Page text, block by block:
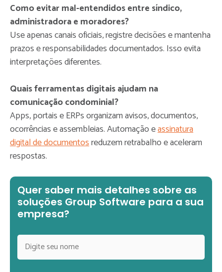
Como evitar mal-entendidos entre síndico,
administradora e moradores?
Use apenas canais oficiais, registre decisões e mantenha
prazos e responsabilidades documentados. Isso evita
interpretações diferentes.
Quais ferramentas digitais ajudam na
comunicação condominial?
Apps, portais e ERPs organizam avisos, documentos,
ocorrências e assembleias. Automação eassinatura
digital de documentosreduzem retrabalho e aceleram
respostas.
Quer saber mais detalhes sobre as
soluções Group Software para a sua
empresa?